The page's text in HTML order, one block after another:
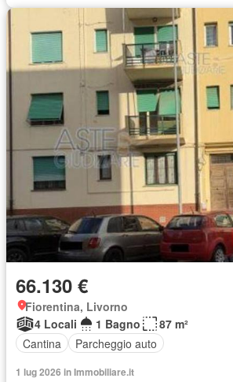
66.130 €
Fiorentina, Livorno
4 Locali
1 Bagno
87 m²
Cantina
Parcheggio auto
1 lug 2026 in Immobiliare.it